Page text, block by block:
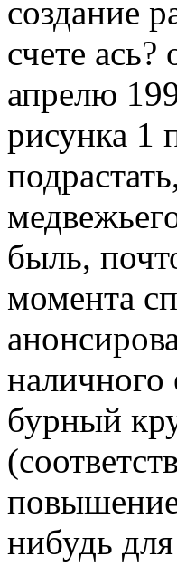
создание
счете
апрелю
рисунка 1
быль,
момента
бурный
нибудь